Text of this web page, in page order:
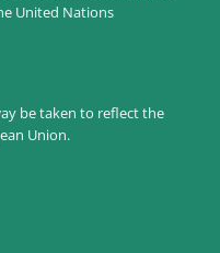
United Nations
be taken to reflect the
Union.